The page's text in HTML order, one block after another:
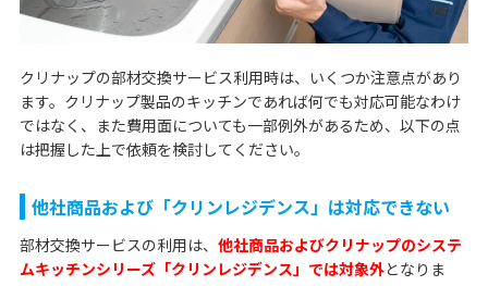
クリナップの部材交換サービス利用時は、いくつか注意点があり
ます。クリナップ製品のキッチンであれば何でも対応可能なわけ
ではなく、また費用面についても一部例外があるため、以下の点
は把握した上で依頼を検討してください。
他社商品および「クリンレジデンス」は対応できない
部材交換サービスの利用は、 他社商品およびクリナップのシステ
ムキッチンシリーズ「クリンレジデンス」では対象外となりま